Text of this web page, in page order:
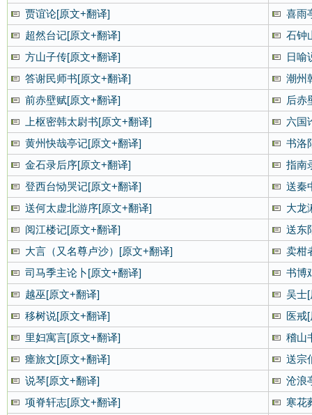
贾谊论[原文+翻译]
喜雨
超然台记[原文+翻译]
石钟
方山子传[原文+翻译]
日喻
答谢民师书[原文+翻译]
潮州
前赤壁赋[原文+翻译]
后赤
上枢密韩太尉书[原文+翻译]
六国
黄州快哉亭记[原文+翻译]
书洛
金石录后序[原文+翻译]
指南
登西台恸哭记[原文+翻译]
送秦
送何太虚北游序[原文+翻译]
大龙
阅江楼记[原文+翻译]
送东
大言（又名尊卢沙）[原文+翻译]
卖柑
司马季主论卜[原文+翻译]
书博
越巫[原文+翻译]
吴士
移树说[原文+翻译]
医戒
里妇寓言[原文+翻译]
稽山
瘗旅文[原文+翻译]
送宗
说琴[原文+翻译]
沧浪
项脊轩志[原文+翻译]
寒花